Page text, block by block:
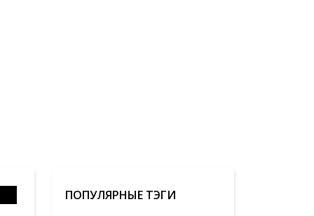
ПОПУЛЯРНЫЕ ТЭГИ